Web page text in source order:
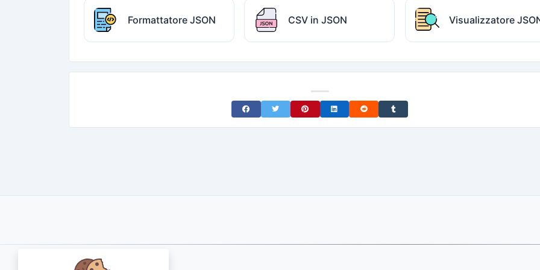
Formattatore JSON CSV in JSON Visualizzatore
Share on Facebook
Share on TwitterShare on Pinterest
Share on LinkedIn
Share on RedditShare on Tumblr